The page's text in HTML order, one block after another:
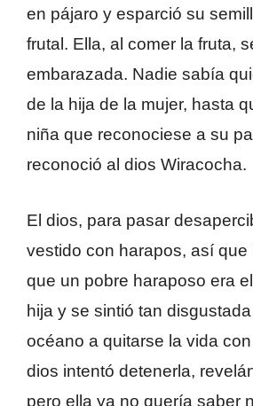
en pájaro y esparció su
frutal. Ella, al comer la fruta,
embarazada. Nadie sabía
de la hija de la mujer, hasta
niña que reconociese a su
reconoció al dios Wiracocha.
El dios, para pasar
vestido con harapos, así que
que un pobre haraposo era
hija y se sintió tan
océano a quitarse la vida
dios intentó detenerla,
pero ella ya no quería saber